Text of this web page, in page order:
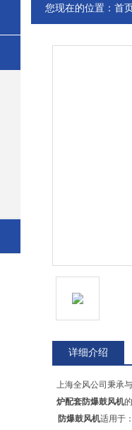
您现在的位置： 首
详细介绍
上海全风公司秉承
炉配套防爆鼓风机
防爆鼓风机适用于